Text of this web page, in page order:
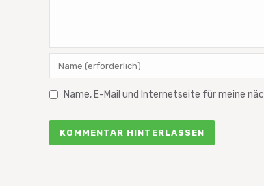
Name, E-Mail und Internetseite für meine